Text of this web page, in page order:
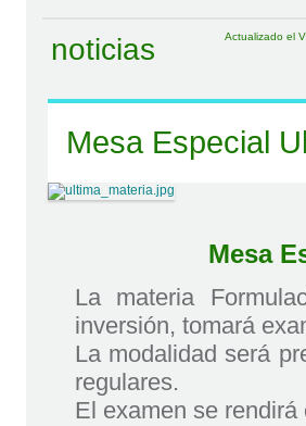
Actualizado el
noticias
Mesa Especial
Mesa
La materia
inversión, tomará
La modalidad será
regulares.
El examen se